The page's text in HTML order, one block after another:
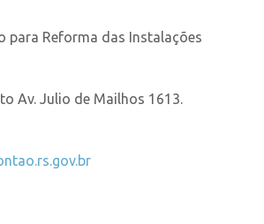
para Reforma das Instalações
Av. Julio de Mailhos 1613.